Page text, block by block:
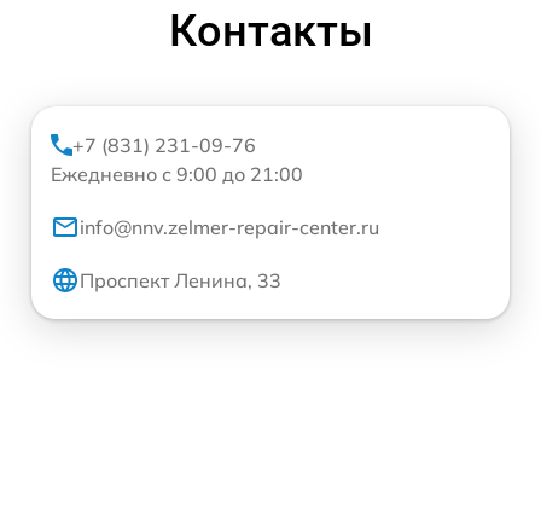
Контакты
+7 (831) 231-09-76
Ежедневно с 9:00 до 21:00
info@nnv.zelmer-repair-center.ru
Проспект Ленина, 33